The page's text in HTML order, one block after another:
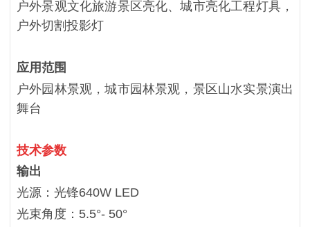
户外景观文化旅游景区亮化、城市亮化工程灯具，
户外切割投影灯
应用范围
户外园林景观，城市园林景观，景区山水实景演出
舞台
技术参数
输出
光源：光锋640W LED
光束角度：5.5°- 50°